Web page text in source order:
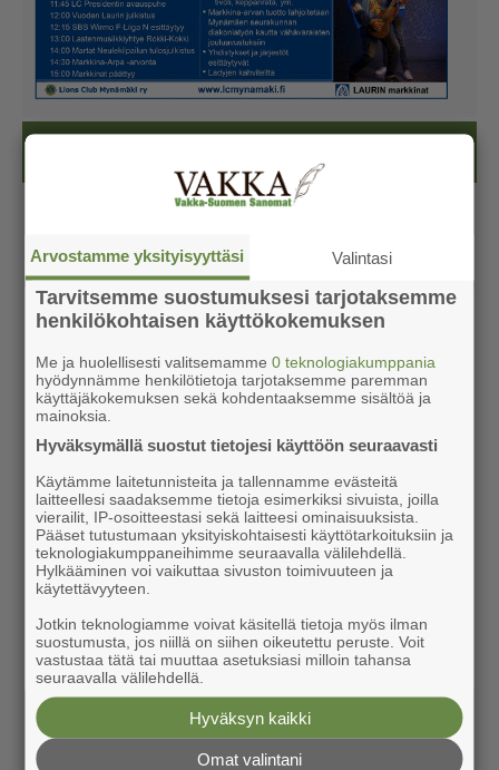
Arvostamme yksityisyyttäsi Valintasi
Tarvitsemme suostumuksesi tarjotaksemme
henkilökohtaisen käyttökokemuksen
Me ja huolellisesti valitsemamme0 teknologiakumppania
hyödynnämme henkilötietoja tarjotaksemme paremman
käyttäjäkokemuksen sekä kohdentaaksemme sisältöä ja
mainoksia.
Hyväksymällä suostut tietojesi käyttöön seuraavasti
Käytämme laitetunnisteita ja tallennamme evästeitä
laitteellesi saadaksemme tietoja esimerkiksi sivuista, joilla
vierailit, IP-osoitteestasi sekä laitteesi ominaisuuksista.
Pääset tutustumaan yksityiskohtaisesti käyttötarkoituksiin ja
teknologiakumppaneihimme seuraavalla välilehdellä.
Hylkääminen voi vaikuttaa sivuston toimivuuteen ja
käytettävyyteen.
Jotkin teknologiamme voivat käsitellä tietoja myös ilman
suostumusta, jos niillä on siihen oikeutettu peruste. Voit
vastustaa tätä tai muuttaa asetuksiasi milloin tahansa
seuraavalla välilehdellä.
Hyväksyn kaikki
Omat valintani